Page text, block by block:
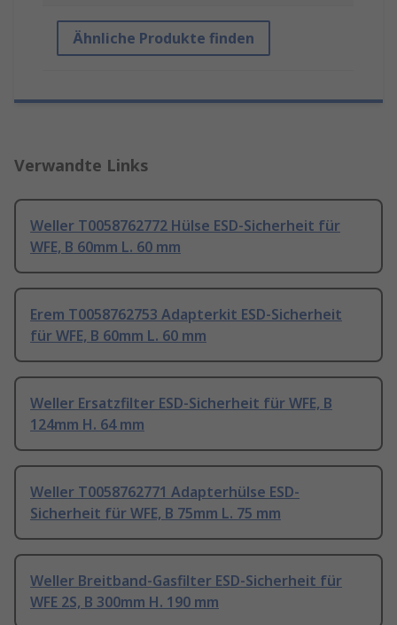
Ähnliche Produkte finden
Verwandte Links
Weller T0058762772 Hülse ESD-Sicherheit für
WFE, B 60mm L. 60 mm
Erem T0058762753 Adapterkit ESD-Sicherheit
für WFE, B 60mm L. 60 mm
Weller Ersatzfilter ESD-Sicherheit für WFE, B
124mm H. 64 mm
Weller T0058762771 Adapterhülse ESD-
Sicherheit für WFE, B 75mm L. 75 mm
Weller Breitband-Gasfilter ESD-Sicherheit für
WFE 2S, B 300mm H. 190 mm